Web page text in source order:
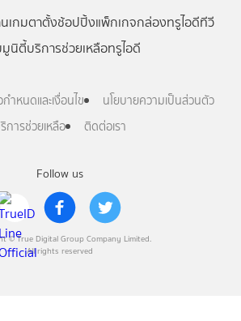
Follow us
© True Digital Group Company Limited.
All rights reserved
เกมตาตั้งช้อปปิ้งแพ็กเกจกล่องทรูไอดีทีวี
นิตี้บริการช่วยเหลือทรูไอดี
ำหนดและเงื่อนไข
นโยบายความเป็นส่วนตัว
การช่วยเหลือ
ติดต่อเรา